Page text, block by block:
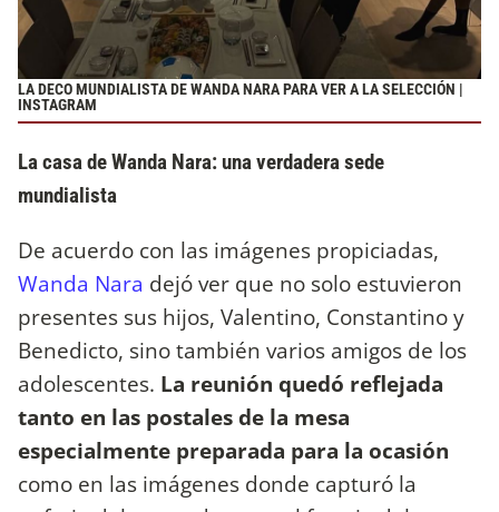
LA DECO MUNDIALISTA DE WANDA NARA PARA VER A LA SELECCIÓN |
INSTAGRAM
La casa de Wanda Nara: una verdadera sede
mundialista
De acuerdo con las imágenes propiciadas,
Wanda Nara dejó ver que no solo estuvieron
presentes sus hijos, Valentino, Constantino y
Benedicto, sino también varios amigos de los
adolescentes. La reunión quedó reflejada
tanto en las postales de la mesa
especialmente preparada para la ocasión
como en las imágenes donde capturó la